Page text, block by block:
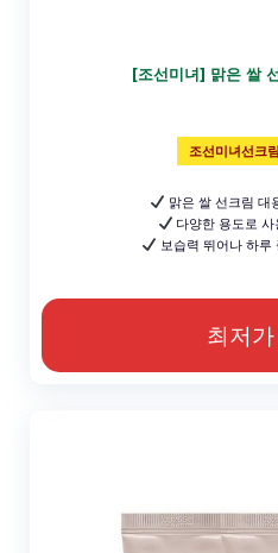
[조선미녀] 맑은 쌀
조선미녀선크
맑은 쌀 선크림 대
다양한 용도로
보습력 뛰어나 하루
최저